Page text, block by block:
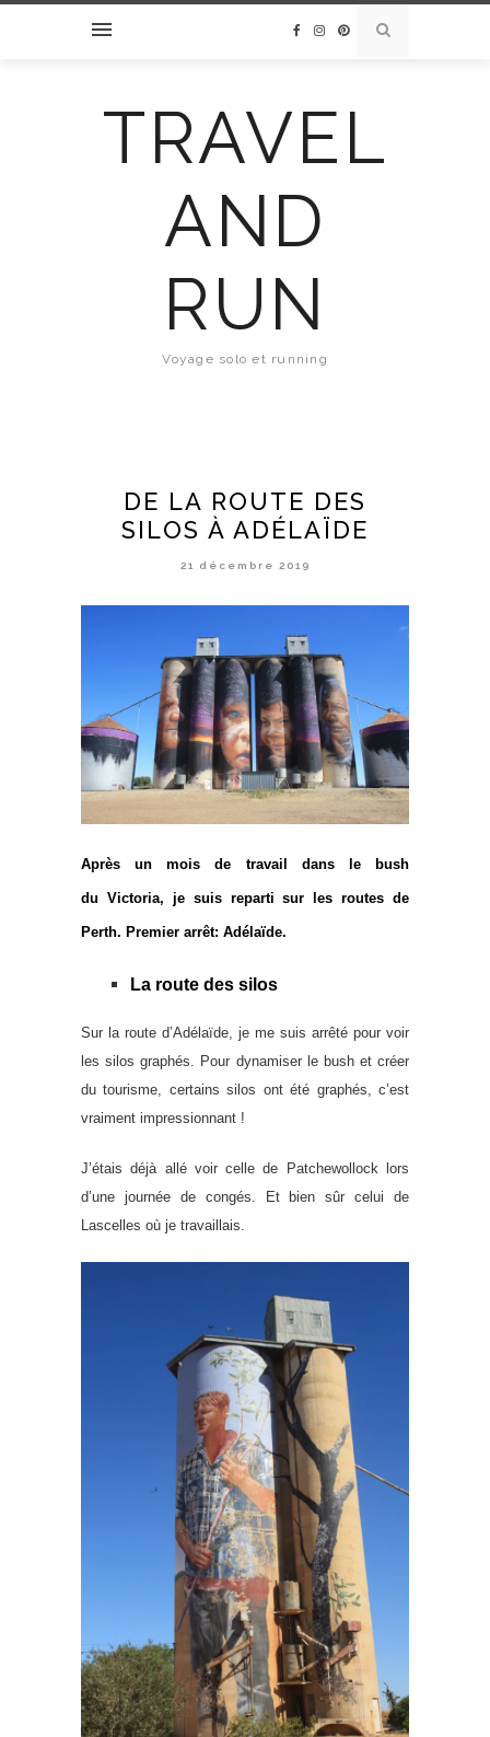
TRAVEL
AND
RUN
Voyage solo et running
DE LA ROUTE DES
SILOS À ADÉLAÏDE
21 décembre 2019
Après un mois de travail dans le bush
du Victoria, je suis reparti sur les routes de
Perth. Premier arrêt: Adélaïde.
La route des silos
Sur la route d’Adélaïde, je me suis arrêté pour voir
les silos graphés. Pour dynamiser le bush et créer
du tourisme, certains silos ont été graphés, c’est
vraiment impressionnant !
J’étais déjà allé voir celle de Patchewollock lors
d’une journée de congés. Et bien sûr celui de
Lascelles où je travaillais.